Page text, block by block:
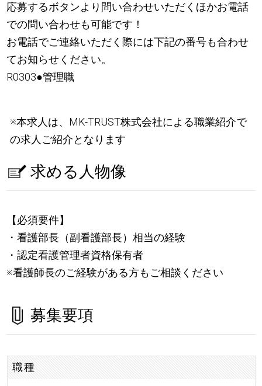
応募するボタンより問い合わせいただくほかお電話
での問い合わせも可能です！
お電話でご連絡いただく際には下記の番号も合わせ
てお知らせください。
R0303●管理職
※本求人は、MK-TRUST株式会社による職業紹介で
の求人ご紹介となります
求める人物像
【必須要件】
・看護部長（副看護部長）相当の経験
・認定看護管理者資格保有者
※看護師長のご経験がある方もご相談ください
募集要項
職種